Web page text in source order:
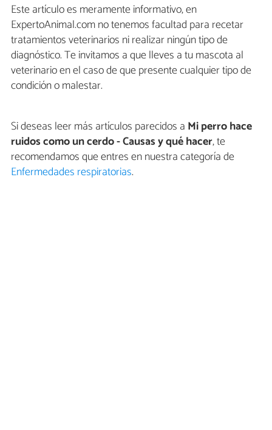
Este artículo es meramente informativo, en
ExpertoAnimal.com no tenemos facultad para recetar
tratamientos veterinarios ni realizar ningún tipo de
diagnóstico. Te invitamos a que lleves a tu mascota al
veterinario en el caso de que presente cualquier tipo de
condición o malestar.
Si deseas leer más artículos parecidos a Mi perro hace
ruidos como un cerdo - Causas y qué hacer, te
recomendamos que entres en nuestra categoría de
Enfermedades respiratorias.